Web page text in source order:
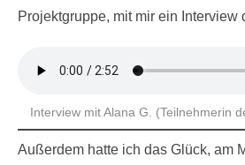
Projektgruppe, mit mir ein Interview
Interview mit Alana G. (Teilnehmerin
Außerdem hatte ich das Glück, am